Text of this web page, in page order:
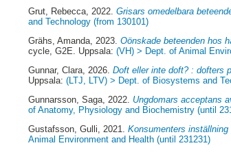
Grut, Rebecca, 2022.Grisars omedelbara
and Technology (from 130101)
Grähs, Amanda, 2023.Oönskade beteenden hos
cycle, G2E. Uppsala:(VH) > Dept. of Animal
Gunnar, Clara , 2026.Doft eller inte doft? : dofters
Uppsala:(LTJ, LTV) > Dept. of Biosystems and
Gunnarsson, Saga , 2022. Ungdomars acceptans
of Anatomy, Physiology and Biochemistry (until
Gustafsson, Gulli , 2021.Konsumenters
Animal Environment and Health (until 231231)